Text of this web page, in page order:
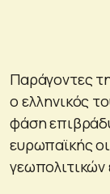
Παράγοντες
ο ελληνικός
φάση
ευρωπαϊκής
γεωπολιτικών